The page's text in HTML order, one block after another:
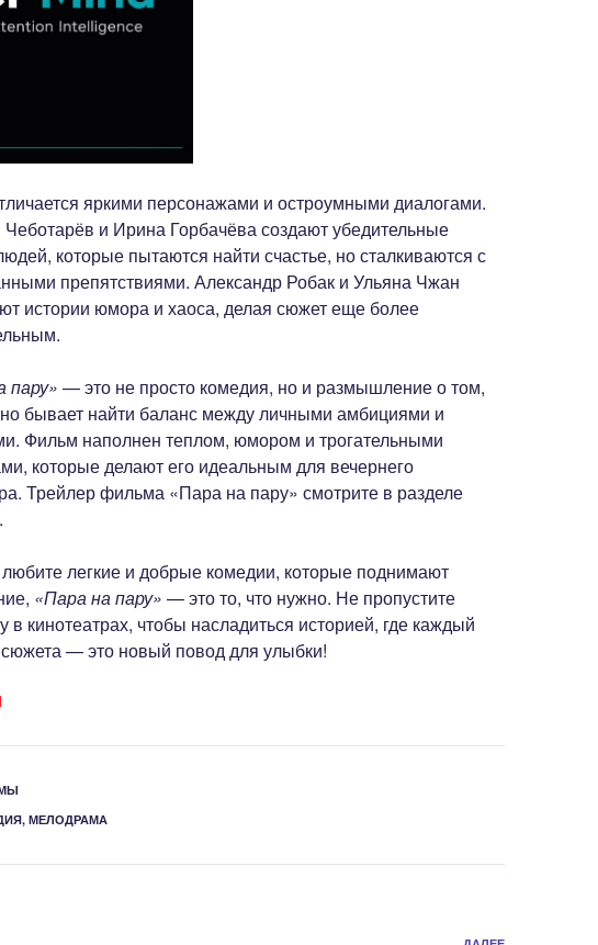
яркими персонажами и остроумными диалогами.
и Ирина Горбачёва создают убедительные
которые пытаются найти счастье, но сталкиваются с
препятствиями. Александр Робак и Ульяна Чжан
истории юмора и хаоса, делая сюжет еще более
пару» — это не просто комедия, но и размышление о том,
бывает найти баланс между личными амбициями и
Фильм наполнен теплом, юмором и трогательными
которые делают его идеальным для вечернего
Трейлер фильма «Пара на пару» смотрите в разделе
.
легкие и добрые комедии, которые поднимают
«Пара на пару» — это то, что нужно. Не пропустите
в кинотеатрах, чтобы насладиться историей, где каждый
— это новый повод для улыбки!
, МЕЛОДРАМА